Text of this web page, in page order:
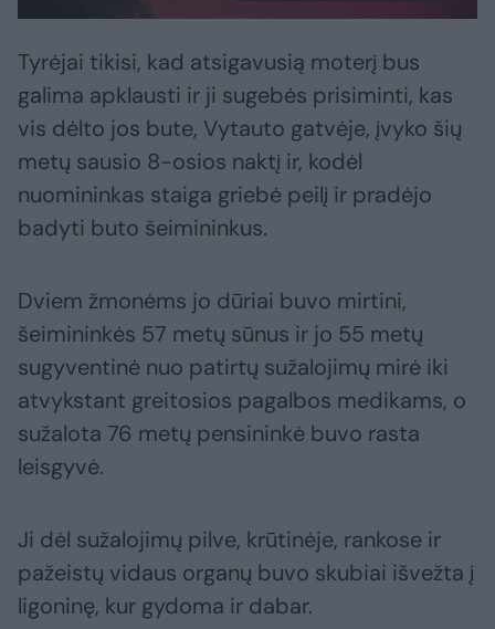
Tyrėjai tikisi, kad atsigavusią moterį bus
galima apklausti ir ji sugebės prisiminti, kas
vis dėlto jos bute, Vytauto gatvėje, įvyko šių
metų sausio 8-osios naktį ir, kodėl
nuomininkas staiga griebė peilį ir pradėjo
badyti buto šeimininkus.
Dviem žmonėms jo dūriai buvo mirtini,
šeimininkės 57 metų sūnus ir jo 55 metų
sugyventinė nuo patirtų sužalojimų mirė iki
atvykstant greitosios pagalbos medikams, o
sužalota 76 metų pensininkė buvo rasta
leisgyvė.
Ji dėl sužalojimų pilve, krūtinėje, rankose ir
pažeistų vidaus organų buvo skubiai išvežta į
ligoninę, kur gydoma ir dabar.